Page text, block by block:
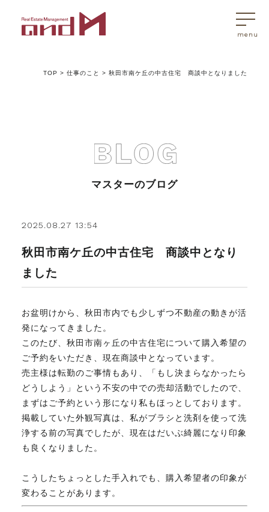
トップページ
アンドエムが選ばれる理由
不動産売買Q&A
マスターおすすめ物件
スタッフ紹介
TOP >仕事のこと >秋田市南ケ丘の中古住宅 商談中となりました
マスターのブログ
2025.08.27 13:54
秋田市南ケ丘の中古住宅 商談中となり
ました
お盆明けから、秋田市内でも少しずつ不動産の動きが活
発になってきました。
このたび、秋田市南ヶ丘の中古住宅について購入希望の
ご予約をいただき、現在商談中となっています。
売主様は転勤のご事情もあり、「もし決まらなかったら
どうしよう」という不安の中での売却活動でしたので、
まずはご予約という形になり私もほっとしております。
掲載していた外観写真は、私がブラシと洗剤を使って洗
浄する前の写真でしたが、現在はだいぶ綺麗になり印象
も良くなりました。
こうしたちょっとした手入れでも、購入希望者の印象が
変わることがあります。